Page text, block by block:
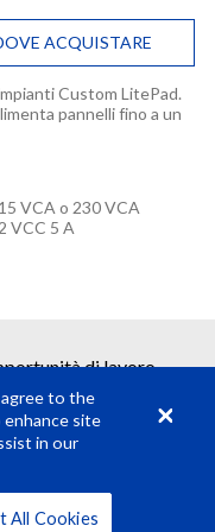
ACQUISTARE
Custom LitePad.
pannelli fino a un
VCA o 230 VCA
VCC 5 A
semplici passi
di lavoro
agree to the
site
in our
All Cookies